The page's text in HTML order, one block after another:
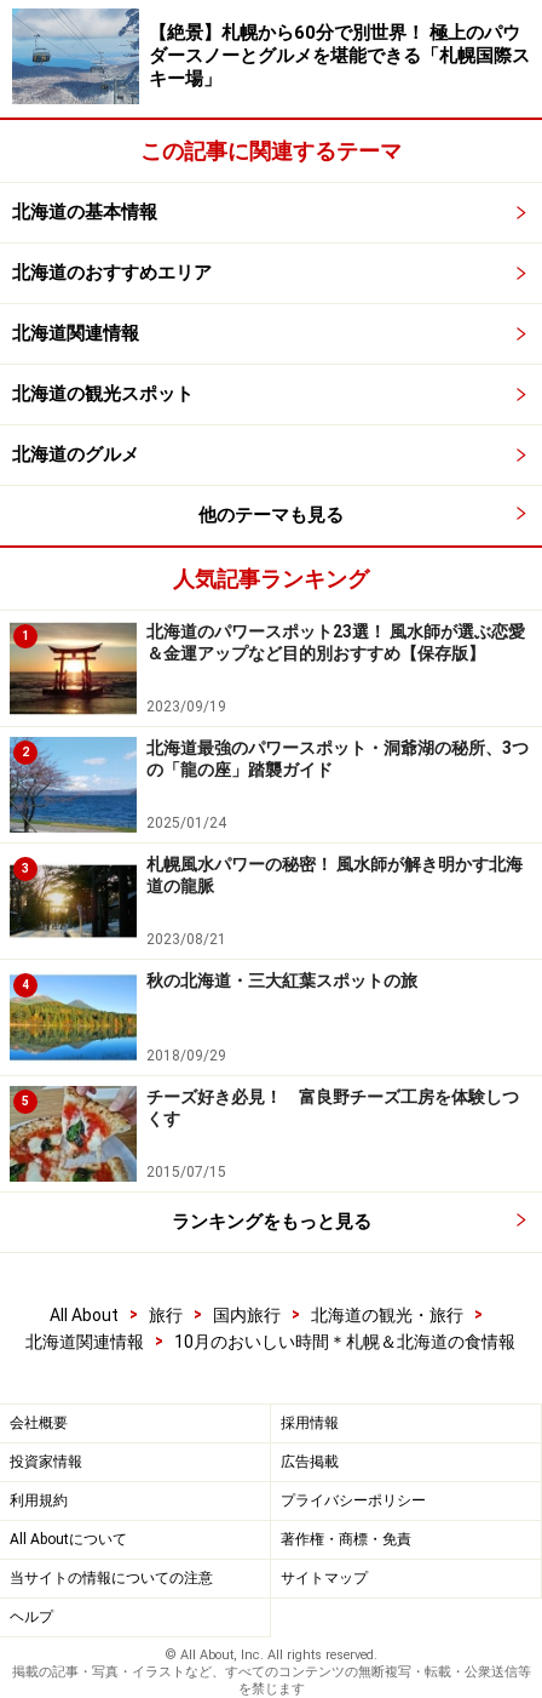
区が52.5％！ 瞬間最高視聴率はなんと73.5％！ ヒル
マン監督の言葉を借りれば「シンジラレナ～イ！」。ラ
ジオ観戦を含めると、どれくらいの道民が応援していた
んでしょうね。まさに北海道がひとつになったといって
もいい日ですね。
▲パ・リーグ最強といわれる森本・新庄・稲葉の3外野手。
頭にグローブをのせるこの姿はもうお馴染みになりました
ね
クイズ、田中賢介選手の2盗塁、セギノール選手と稲葉
選手のホームランと感動的なシーンは多々ありました
守備中、少しでも時間ができると外野席を振り返り、手
を振ったり、ボールを投げ入れたりと、いつも以上にフ
ァンサービスしている姿が印象的でした。
▲8回裏、新庄選手の最後のバッターボックス。会場は総立
ちの大歓声。突き上げるメガホンで画像が撮れない…
勝利が近づくにつれ、現役の姿を見られるのもあとわず
か。そう思うと複雑な心境に。新庄選手を入り口に、野
球のさまざまな楽しみ方を教えてもらいました。数字だ
けでは表せない、記憶に残る選手ですよね。
北海道に来てくれてホントありがとう！
北海道に元気をありがとう！
【関連サイト】
●北海道日本ハムファイターズ公式サイト
馴染みの組み合わせ
ジビエの季節到来
25日、道東でエゾシカ猟が解禁になりました。ジビエの
季節の到来ですね。北海道を代表するジビエ・エゾシカ
を食べに出かけませんか？
羊の次はエゾシカ！ 冬の北海道でジビエを
エゾシカの豆知識からエゾシカ料理のおすすめ店までご
【絶景】札幌から60分で別世界！ 極上のパウ
ダースノーとグルメを堪能できる「札幌国際ス
キー場」
この記事に関連するテーマ
北海道の基本情報
北海道のおすすめエリア
北海道関連情報
北海道の観光スポット
北海道のグルメ
他のテーマも見る
人気記事ランキング
1
北海道のパワースポット23選！ 風水師が選ぶ恋愛
＆金運アップなど目的別おすすめ【保存版】
2023/09/19
2
北海道最強のパワースポット・洞爺湖の秘所、3つ
の「龍の座」踏襲ガイド
2025/01/24
3
札幌風水パワーの秘密！ 風水師が解き明かす北海
道の龍脈
2023/08/21
4 秋の北海道・三大紅葉スポットの旅
2018/09/29
5
チーズ好き必見！ 富良野チーズ工房を体験しつ
くす
2015/07/15
ランキングをもっと見る
All About > 旅行 > 国内旅行 > 北海道の観光・旅行
>
北海道関連情報
> 10月のおいしい時間＊札幌＆北海道の食情報
会社概要 採用情報
投資家情報 広告掲載
利用規約 プライバシーポリシー
All Aboutについて 著作権・商標・免責
当サイトの情報についての注意 サイトマップ
ヘルプ
© All About, Inc. All rights reserved.
掲載の記事・写真・イラストなど、すべてのコンテンツの無断複写・転載・公衆送信等
を禁じます